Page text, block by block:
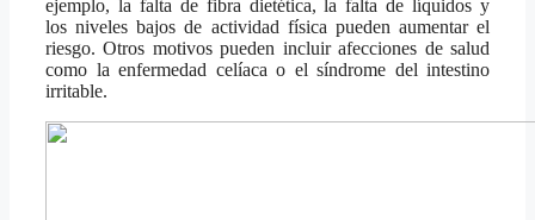
ejemplo, la falta de fibra dietética, la falta de líquidos y
los niveles bajos de actividad física pueden aumentar el
riesgo. Otros motivos pueden incluir afecciones de salud
como la enfermedad celíaca o el síndrome del intestino
irritable.